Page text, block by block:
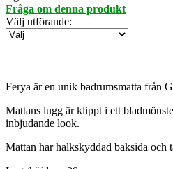
Fråga om denna produkt
Välj utförande:
Ferya är en unik badrumsmatta från
Mattans lugg är klippt i ett
inbjudande look.
Mattan har halkskyddad baksida och